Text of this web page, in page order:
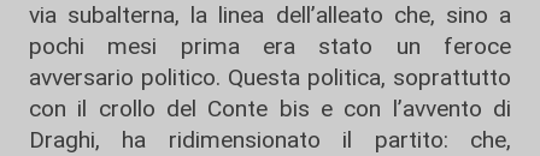
via subalterna, la linea dell’alleato che, sino a
pochi mesi prima era stato un feroce
avversario politico. Questa politica, soprattutto
con il crollo del Conte bis e con l’avvento di
Draghi, ha ridimensionato il partito: che,